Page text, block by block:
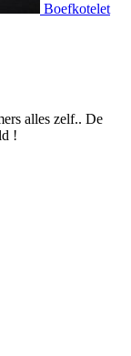
Boefkotelet
alles zelf.. De
!